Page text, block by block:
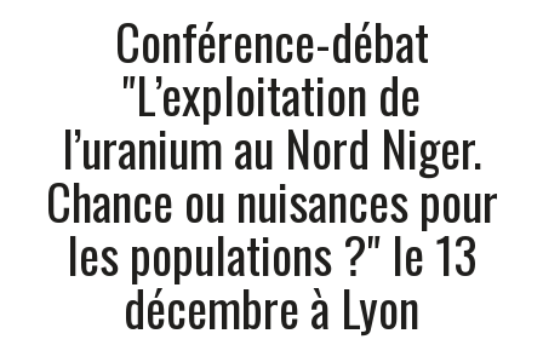
Conférence-débat
"L’exploitation de
l’uranium au Nord Niger.
Chance ou nuisances pour
les populations ?" le 13
décembre à Lyon